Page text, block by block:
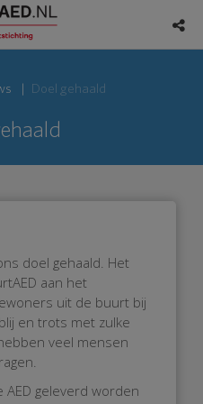
Doel gehaald
doel gehaald. Het
aan het
uit de buurt bij
en trots met zulke
veel mensen
geleverd worden